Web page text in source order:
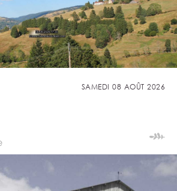
SAMEDI 08 AOÛT 2026